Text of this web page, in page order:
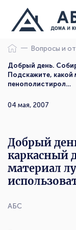
Вопросы и
Добрый день.
Подскажите, какой
пенополистирол…
АБС
04 мая, 2007
Добрый
каркасный
материал